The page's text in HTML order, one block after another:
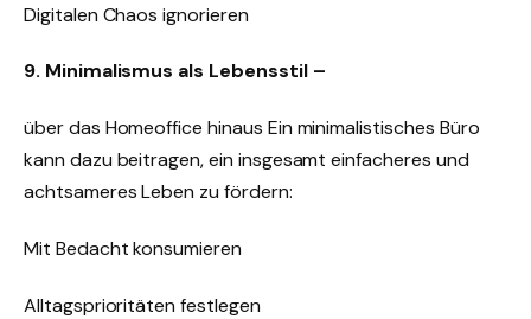
Digitalen Chaos ignorieren
9. Minimalismus als Lebensstil –
über das Homeoffice hinaus Ein minimalistisches Büro
kann dazu beitragen, ein insgesamt einfacheres und
achtsameres Leben zu fördern:
Mit Bedacht konsumieren
Alltagsprioritäten festlegen